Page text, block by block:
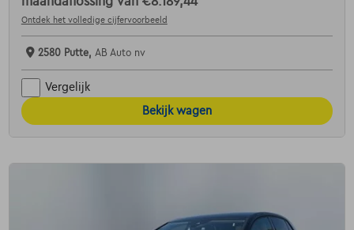
Ontdek het volledige cijfervoorbeeld
2580 Putte, AB Auto nv
Vergelijk
Bekijk wagen